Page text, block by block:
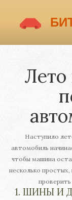
Лето
Наступило
автомобиль
чтобы машина
несколько
1. ШИНЫ И